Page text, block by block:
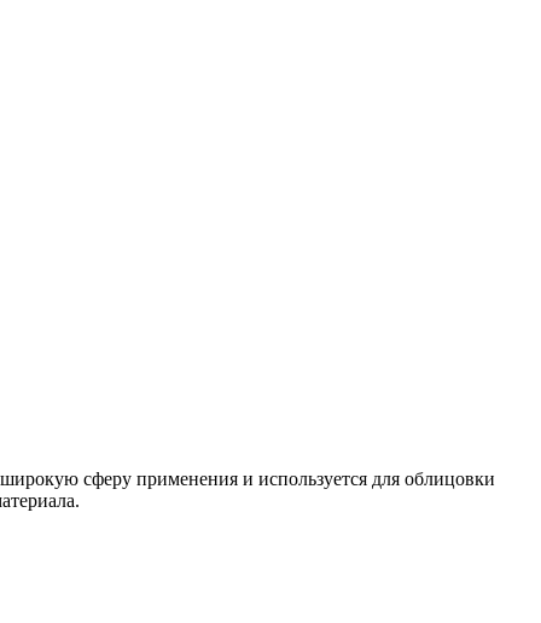
сферу применения и используется для облицовки